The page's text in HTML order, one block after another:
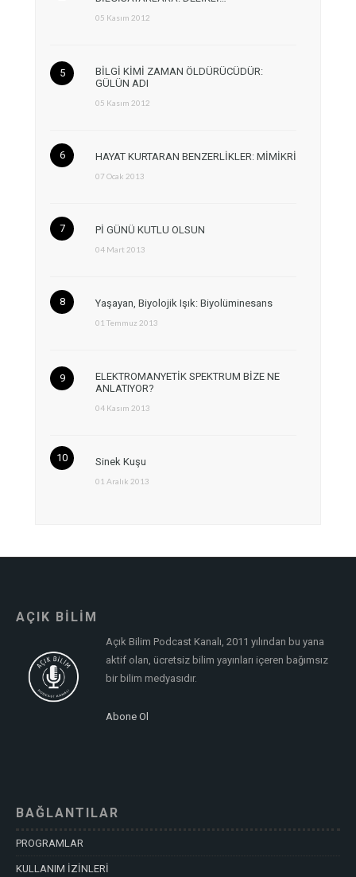
05 Kasım 2012
BİLGİ KİMİ ZAMAN ÖLDÜRÜCÜDÜR:
GÜLÜN ADI
05 Kasım 2012
HAYAT KURTARAN BENZERLİKLER: MİMİKRİ
07 Ocak 2013
Pİ GÜNÜ KUTLU OLSUN
04 Mart 2013
Yaşayan, Biyolojik Işık: Biyolüminesans
01 Temmuz 2013
ELEKTROMANYETİK SPEKTRUM BİZE NE
ANLATIYOR?
04 Kasım 2013
Sinek Kuşu
01 Aralık 2013
AÇIK BİLİM
Açık Bilim Podcast Kanalı, 2011 yılından bu yana
aktif olan, ücretsiz bilim yayınları içeren bağımsız
bir bilim medyasıdır.
Abone Ol
BAĞLANTILAR
PROGRAMLAR
KULLANIM İZİNLERİ